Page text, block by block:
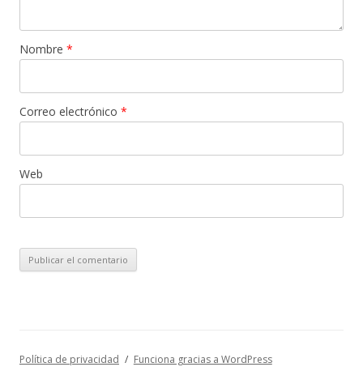
Nombre *
Correo electrónico *
Web
Política de privacidad Funciona gracias a WordPress